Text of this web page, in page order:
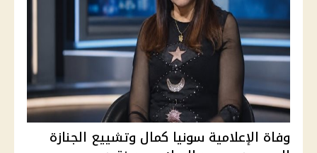
وفاة الإعلامية سونيا كمال وتشييع الجنازة